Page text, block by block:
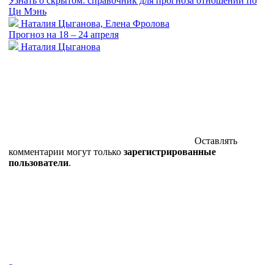
Ци Мэнь
Наталия Цыганова, Елена Фролова
Прогноз на 18 – 24 апреля
Наталия Цыганова
Оставлять
комментарии могут только зарегистрированные
пользователи.